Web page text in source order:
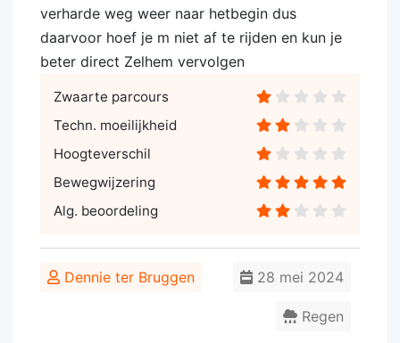
verharde weg weer naar hetbegin dus
daarvoor hoef je m niet af te rijden en kun je
beter direct Zelhem vervolgen
Zwaarte parcours
Techn. moeilijkheid
Hoogteverschil
Bewegwijzering
Alg. beoordeling
Dennie ter Bruggen 28 mei 2024
Regen